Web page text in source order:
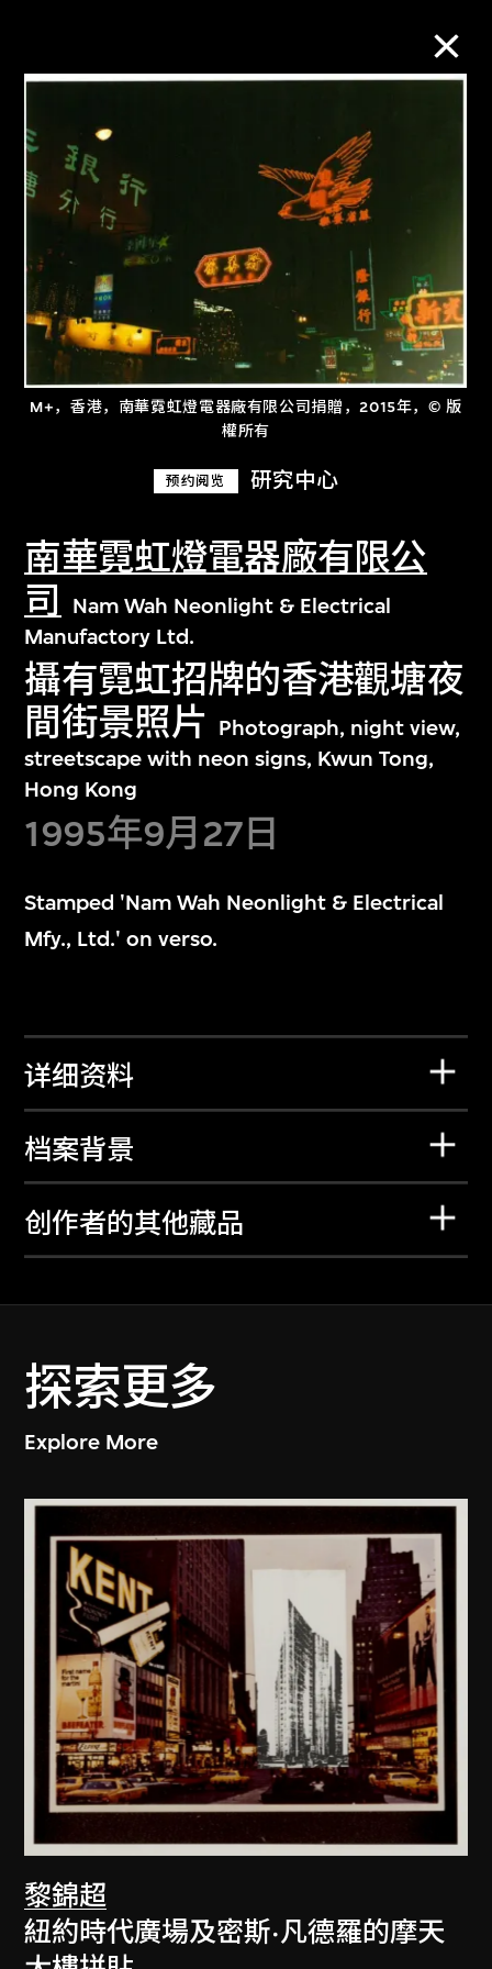
M+，香港，南華霓虹燈電器廠有限公司捐贈，2015年，© 版
權所有
预约阅览 研究中心
南華霓虹燈電器廠有限公
司
Nam Wah Neonlight & Electrical
Manufactory Ltd.
攝有霓虹招牌的香港觀塘夜
間街景照片 Photograph, night view,
streetscape with neon signs, Kwun Tong,
Hong Kong
1995年9月27日
Stamped 'Nam Wah Neonlight & Electrical
Mfy., Ltd.' on verso.
详细资料
档案背景
创作者的其他藏品
探索更多
Explore More
黎錦超
紐約時代廣場及密斯·凡德羅的摩天
进一步筛选
关于M+藏品
探索世界顶级的二十及二十一世纪视觉